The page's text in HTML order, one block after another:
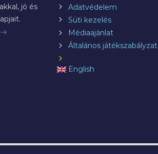
jó és
Adatvédelem
Süti kezelés
Médiaajánlat
Általános játékszabályzat
English